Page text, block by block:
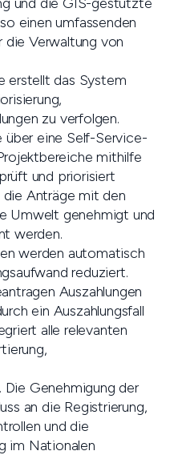
einen umfassenden
die Verwaltung von
erstellt das System
zu verfolgen.
über eine Self-Service-
mithilfe
und priorisiert
Anträge mit den
Umwelt genehmigt und
werden.
werden automatisch
reduziert.
Auszahlungen
ein Auszahlungsfall
alle relevanten
Genehmigung der
an die Registrierung,
und die
im Nationalen